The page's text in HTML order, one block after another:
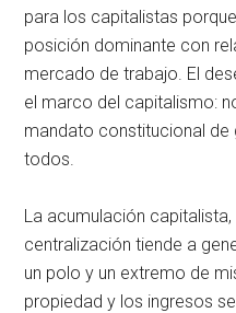
para los capitalistas
posición dominante con
mercado de trabajo. El
el marco del capitalismo:
mandato constitucional de
todos.
La acumulación
centralización tiende a
un polo y un extremo de
propiedad y los ingresos